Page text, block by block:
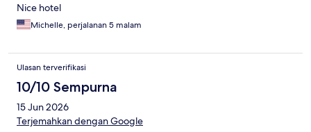
Nice hotel
Michelle, perjalanan 5 malam
Ulasan terverifikasi
10/10 Sempurna
15 Jun 2026
Terjemahkan dengan Google